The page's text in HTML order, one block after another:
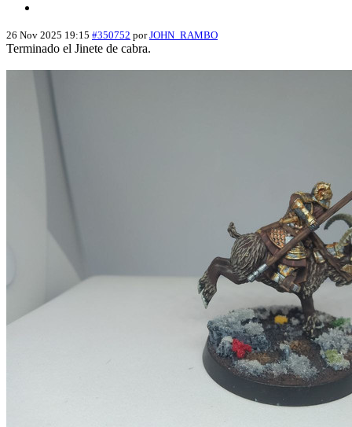
26 Nov 2025 19:15 #350752 porJOHN_RAMBO
Terminado el Jinete de cabra.